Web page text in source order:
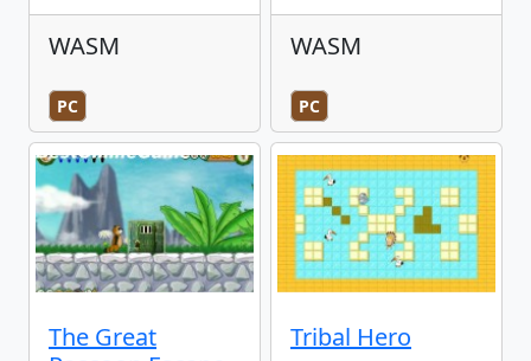
WASM
PC
WASM
PC
The Great
Tribal Hero